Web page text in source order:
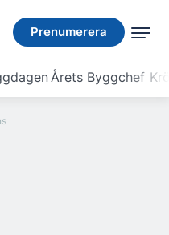
Prenumerera
Årets Byggchef
Prenumerera